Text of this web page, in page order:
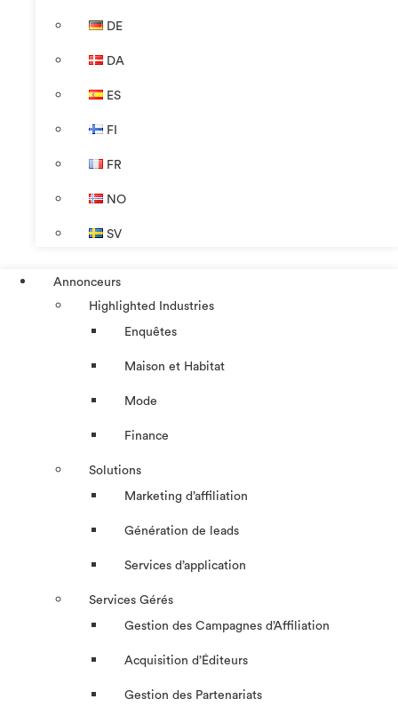
DE
DA
ES
FI
FR
NO
SV
Annonceurs
Highlighted Industries
Enquêtes
Maison et Habitat
Mode
Finance
Solutions
Marketing d’affiliation
Génération de leads
Services d’application
Services Gérés
Gestion des Campagnes d’Affiliation​
Acquisition d’Éditeurs
Gestion des Partenariats